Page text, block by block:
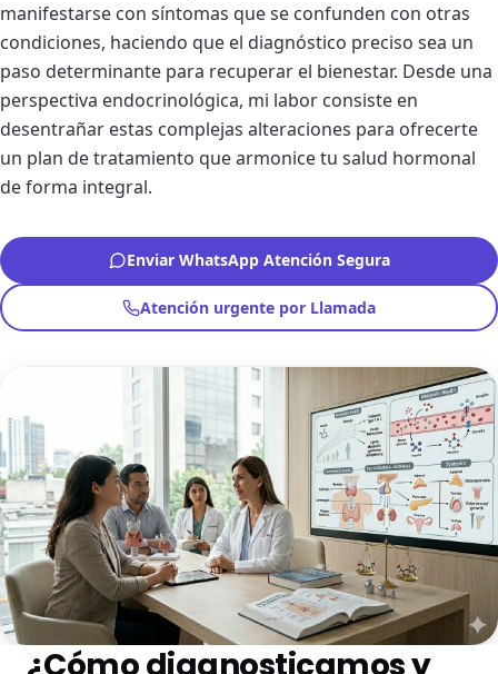
manifestarse con síntomas que se confunden con otras
condiciones, haciendo que el diagnóstico preciso sea un
paso determinante para recuperar el bienestar. Desde una
perspectiva endocrinológica, mi labor consiste en
desentrañar estas complejas alteraciones para ofrecerte
un plan de tratamiento que armonice tu salud hormonal
de forma integral.
Enviar WhatsApp Atención Segura
Atención urgente por Llamada